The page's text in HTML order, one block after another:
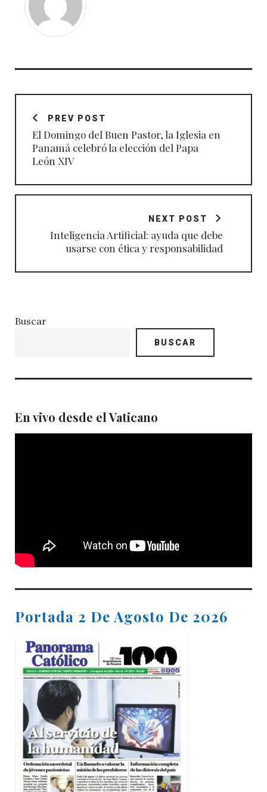
Navegación
entradasPREV POST
El Domingo del Buen Pastor, la Iglesia en
Panamá celebró la elección del Papa
León XIV
NEXT POST
Inteligencia Artificial: ayuda que debe
usarse con ética y responsabilidad
Buscar
BUSCAR
En vivo desde el Vaticano
Portada 2 De Agosto De 2026